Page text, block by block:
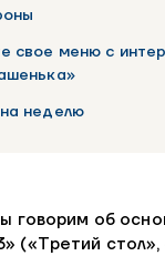
свое меню с
неделю
говорим об
(«Третий